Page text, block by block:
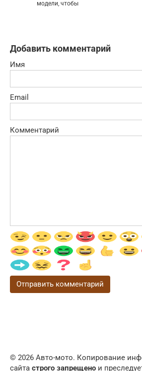
модели, чтобы
Добавить комментарий
Имя
Email
Комментарий
© 2026 Авто-мото. Копирование
сайта строго запрещено и